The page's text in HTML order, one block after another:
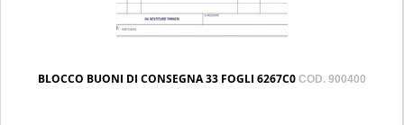
BLOCCO BUONI DI CONSEGNA 33 FOGLI 6267C0 COD. 900400